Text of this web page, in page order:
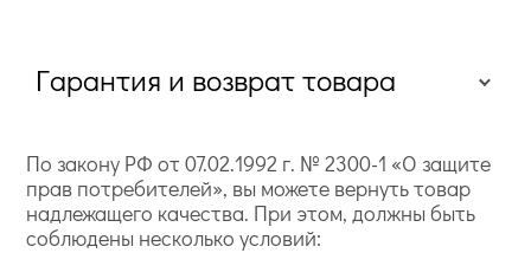
Гарантия и возврат товара
По закону РФ от 07.02.1992 г. № 2300-1 «О защите
прав потребителей», вы можете вернуть товар
надлежащего качества. При этом, должны быть
соблюдены несколько условий: